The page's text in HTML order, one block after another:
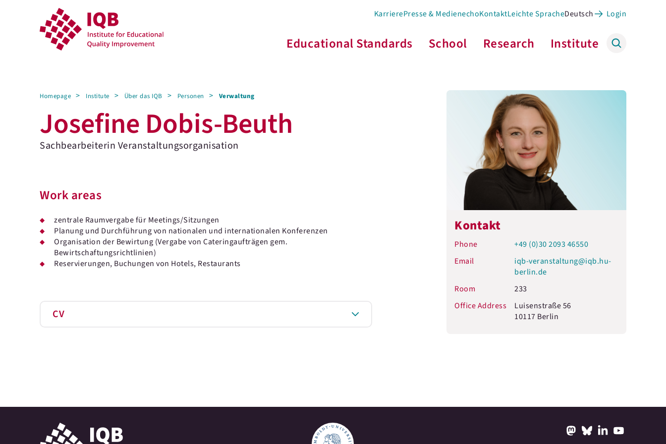
KarrierePresse & MedienechoKontaktLeichte SpracheDeutsch Login
Educational Standards School Research Institute
Homepage Institute Über das IQB Personen Verwaltung
Josefine Dobis-Beuth
Sachbearbeiterin Veranstaltungsorganisation
Work areas
zentrale Raumvergabe für Meetings/Sitzungen
Planung und Durchführung von nationalen und internationalen Konferenzen
Organisation der Bewirtung (Vergabe von Cateringaufträgen gem.
Bewirtschaftungsrichtlinien)
Reservierungen, Buchungen von Hotels, Restaurants
CV
Kontakt
Phone
+49 (0)30 2093 46550
Email
iqb-veranstaltung@iqb.hu-
berlin.de
Room
233
Office Address
Luisenstraße 56
10117 Berlin